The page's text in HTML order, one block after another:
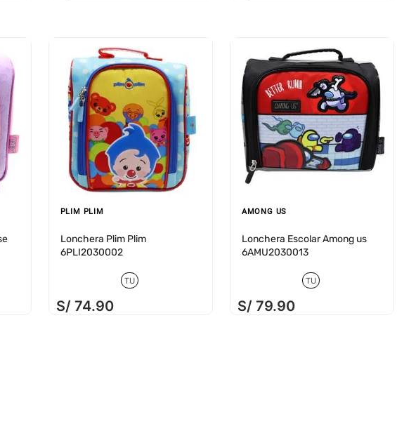
PLIM PLIM
Lonchera Plim Plim
6PLI2030002
TU
S/ 74.90
AMONG US
Lonchera Escolar Among us
6AMU2030013
TU
S/ 79.90